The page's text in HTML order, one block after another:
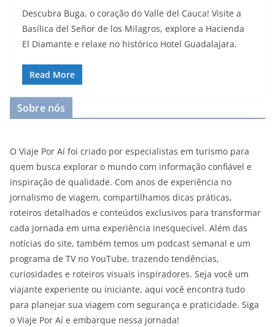
Descubra Buga, o coração do Valle del Cauca! Visite a
Basílica del Señor de los Milagros, explore a Hacienda
El Diamante e relaxe no histórico Hotel Guadalajara.
Read More
Sobre nós
O Viaje Por Aí foi criado por especialistas em turismo para
quem busca explorar o mundo com informação confiável e
inspiração de qualidade. Com anos de experiência no
jornalismo de viagem, compartilhamos dicas práticas,
roteiros detalhados e conteúdos exclusivos para transformar
cada jornada em uma experiência inesquecível. Além das
notícias do site, também temos um podcast semanal e um
programa de TV no YouTube, trazendo tendências,
curiosidades e roteiros visuais inspiradores. Seja você um
viajante experiente ou iniciante, aqui você encontra tudo
para planejar sua viagem com segurança e praticidade. Siga
o Viaje Por Aí e embarque nessa jornada!